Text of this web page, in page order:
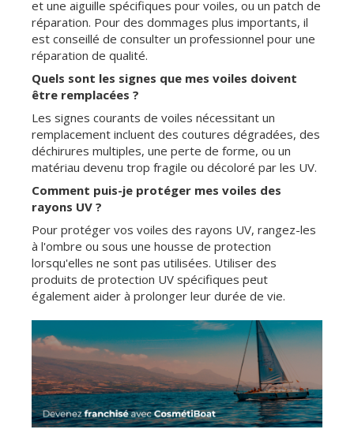
et une aiguille spécifiques pour voiles, ou un patch de
réparation. Pour des dommages plus importants, il
est conseillé de consulter un professionnel pour une
réparation de qualité.
Quels sont les signes que mes voiles doivent
être remplacées ?
Les signes courants de voiles nécessitant un
remplacement incluent des coutures dégradées, des
déchirures multiples, une perte de forme, ou un
matériau devenu trop fragile ou décoloré par les UV.
Comment puis-je protéger mes voiles des
rayons UV ?
Pour protéger vos voiles des rayons UV, rangez-les
à l'ombre ou sous une housse de protection
lorsqu'elles ne sont pas utilisées. Utiliser des
produits de protection UV spécifiques peut
également aider à prolonger leur durée de vie.